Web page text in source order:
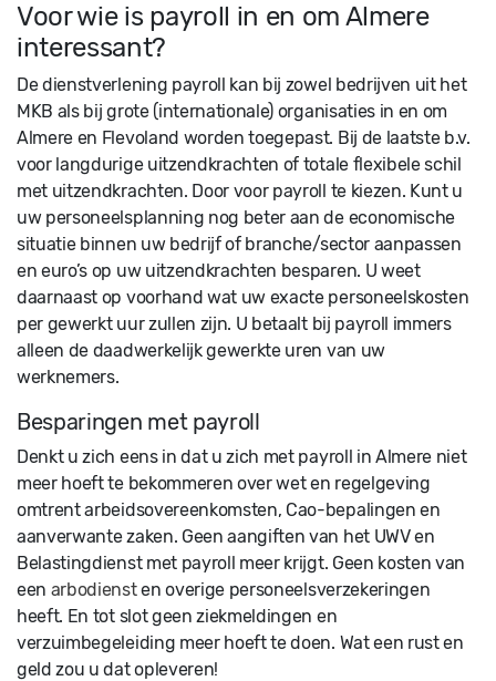
Voor wie is payroll in en om Almere
interessant?
De dienstverlening payroll kan bij zowel bedrijven uit het
MKB als bij grote (internationale) organisaties in en om
Almere en Flevoland worden toegepast. Bij de laatste b.v.
voor langdurige uitzendkrachten of totale flexibele schil
met uitzendkrachten. Door voor payroll te kiezen. Kunt u
uw personeelsplanning nog beter aan de economische
situatie binnen uw bedrijf of branche/sector aanpassen
en euro’s op uw uitzendkrachten besparen. U weet
daarnaast op voorhand wat uw exacte personeelskosten
per gewerkt uur zullen zijn. U betaalt bij payroll immers
alleen de daadwerkelijk gewerkte uren van uw
werknemers.
Besparingen met payroll
Denkt u zich eens in dat u zich met payroll in Almere niet
meer hoeft te bekommeren over wet en regelgeving
omtrent arbeidsovereenkomsten, Cao-bepalingen en
aanverwante zaken. Geen aangiften van het UWV en
Belastingdienst met payroll meer krijgt. Geen kosten van
een arbodiensten overige personeelsverzekeringen
heeft. En tot slot geen ziekmeldingen en
verzuimbegeleiding meer hoeft te doen. Wat een rust en
geld zou u dat opleveren!